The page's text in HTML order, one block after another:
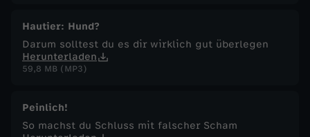
Hautier: Hund?
Darum solltest du es dir wirklich gut überlegen
Herunterladen
59,8 MB (MP3)
Peinlich!
So machst du Schluss mit falscher Scham